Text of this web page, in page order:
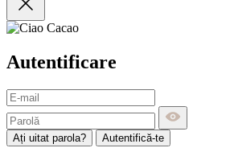
Autentificare
Ați uitat parola? Autentifică-te